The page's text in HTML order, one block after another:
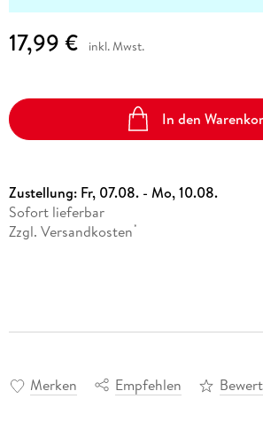
17,99 € inkl. Mwst.
In den
Zustellung: Fr, 07.08. - Mo, 10.08.
Sofort lieferbar
Zzgl. Versandkosten *
Merken Empfehlen